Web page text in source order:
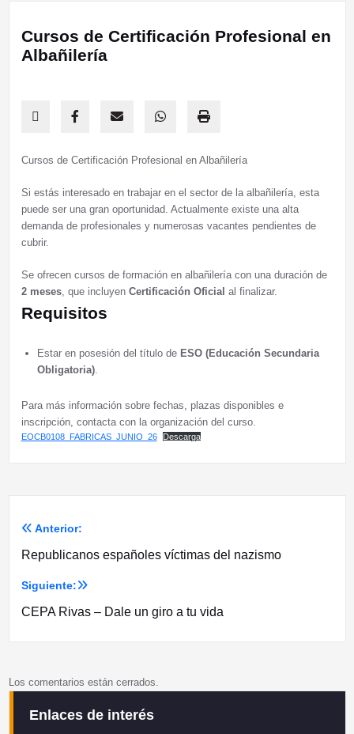
Cursos de Certificación Profesional en
Albañilería
Cursos de Certificación Profesional en Albañilería
Si estás interesado en trabajar en el sector de la albañilería, esta
puede ser una gran oportunidad. Actualmente existe una alta
demanda de profesionales y numerosas vacantes pendientes de
cubrir.
Se ofrecen cursos de formación en albañilería con una duración de
2 meses, que incluyen Certificación Oficial al finalizar.
Requisitos
Estar en posesión del título de ESO (Educación Secundaria
Obligatoria).
Para más información sobre fechas, plazas disponibles e
inscripción, contacta con la organización del curso.
EOCB0108_FABRICAS_JUNIO_26 Descarga
Navegación
de
entradas
Anterior:
Republicanos españoles víctimas del nazismo
Siguiente:
CEPA Rivas – Dale un giro a tu vida
Los comentarios están cerrados.
Enlaces de interés